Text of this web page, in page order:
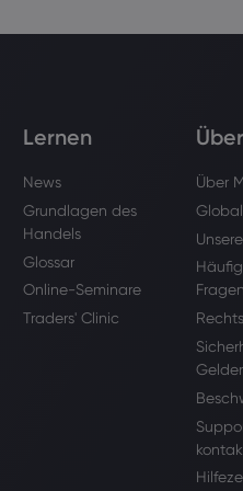
Lernen
News
Grundlagen des
Handels
Glossar
Online-Seminare
Traders' Clinic
Über
Über
Fragen